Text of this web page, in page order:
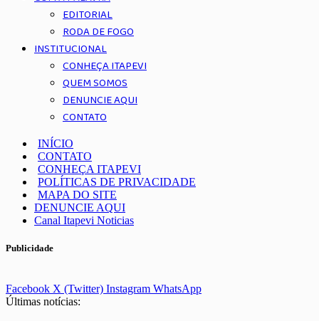
EDITORIAL
RODA DE FOGO
INSTITUCIONAL
CONHEÇA ITAPEVI
QUEM SOMOS
DENUNCIE AQUI
CONTATO
INÍCIO
CONTATO
CONHEÇA ITAPEVI
POLÍTICAS DE PRIVACIDADE
MAPA DO SITE
DENUNCIE AQUI
Canal Itapevi Noticias
Publicidade
Facebook X (Twitter) Instagram WhatsApp
Últimas notícias: